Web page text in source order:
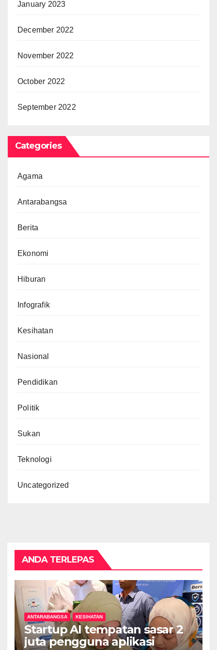
January 2023
December 2022
November 2022
October 2022
September 2022
Categories
Agama
Antarabangsa
Berita
Ekonomi
Hiburan
Infografik
Kesihatan
Nasional
Pendidikan
Politik
Sukan
Teknologi
Uncategorized
ANDA TERLEPAS
ANTARABANGSA KESIHATAN
Startup AI tempatan sasar 2
juta pengguna aplikasi